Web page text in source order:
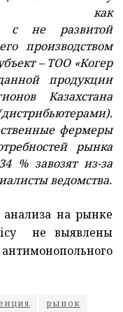
как
с не развитой
производством
– ТОО «Когер
продукции
Казахстана
фермеры
рынка
% завозят из-за
ведомства.
анализа на рынке
не выявлены
рынок